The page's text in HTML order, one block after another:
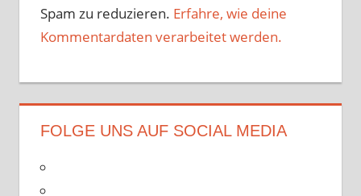
Spam zu reduzieren. Erfahre, wie deine
Kommentardaten verarbeitet werden.
FOLGE UNS AUF SOCIAL MEDIA